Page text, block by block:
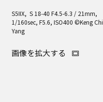
S5IIX, S 18-40 F4.5-6.3 / 21mm,
1/160sec, F5.6, ISO400 ©Keng Chi
Yang
画像を拡大する